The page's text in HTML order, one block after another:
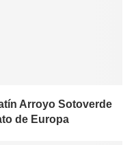
Arroyo Sotoverde
de Europa